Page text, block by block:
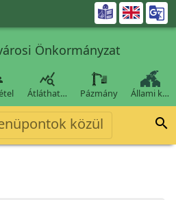

Önkormányzat

Átláthat… Pázmány Állami k…
közül 